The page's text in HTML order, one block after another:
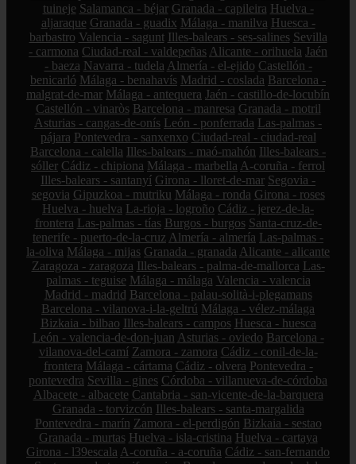
tuineje Salamanca - béjar Granada - capileira Huelva -
aljaraque Granada - guadix Málaga - manilva Huesca -
barbastro Valencia - sagunt Illes-balears - ses-salines Sevilla
- carmona Ciudad-real - valdepeñas Alicante - orihuela Jaén
- baeza Navarra - tudela Almería - el-ejido Castellón -
benicarló Málaga - benahavís Madrid - coslada Barcelona -
malgrat-de-mar Málaga - antequera Jaén - castillo-de-locubín
Castellón - vinaròs Barcelona - manresa Granada - motril
Asturias - cangas-de-onís León - ponferrada Las-palmas -
pájara Pontevedra - sanxenxo Ciudad-real - ciudad-real
Barcelona - calella Illes-balears - maó-mahón Illes-balears -
sóller Cádiz - chipiona Málaga - marbella A-coruña - ferrol
Illes-balears - santanyí Girona - lloret-de-mar Segovia -
segovia Gipuzkoa - mutriku Málaga - ronda Girona - roses
Huelva - huelva La-rioja - logroño Cádiz - jerez-de-la-
frontera Las-palmas - tías Burgos - burgos Santa-cruz-de-
tenerife - puerto-de-la-cruz Almería - almería Las-palmas -
la-oliva Málaga - mijas Granada - granada Alicante - alicante
Zaragoza - zaragoza Illes-balears - palma-de-mallorca Las-
palmas - teguise Málaga - málaga Valencia - valencia
Madrid - madrid Barcelona - palau-solità-i-plegamans
Barcelona - vilanova-i-la-geltrú Málaga - vélez-málaga
Bizkaia - bilbao Illes-balears - campos Huesca - huesca
León - valencia-de-don-juan Asturias - oviedo Barcelona -
vilanova-del-camí Zamora - zamora Cádiz - conil-de-la-
frontera Málaga - cártama Cádiz - olvera Pontevedra -
pontevedra Sevilla - gines Córdoba - villanueva-de-córdoba
Albacete - albacete Cantabria - san-vicente-de-la-barquera
Granada - torvizcón Illes-balears - santa-margalida
Pontevedra - marín Zamora - el-perdigón Bizkaia - sestao
Granada - murtas Huelva - isla-cristina Huelva - cartaya
Girona - l39escala A-coruña - a-coruña Cádiz - san-fernando